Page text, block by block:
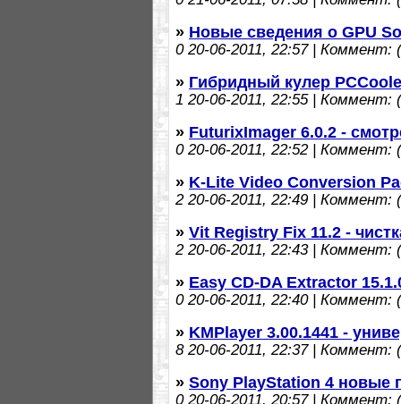
» Новые сведения о GPU
020-06-2011, 22:57 | Коммент:
» Гибридный кулер
1 20-06-2011, 22:55 | Коммент:
» FuturixImager 6.0.2 -
020-06-2011, 22:52 | Коммент:
» K-Lite Video Conversion
220-06-2011, 22:49 | Коммент:
» Vit Registry Fix 11.2 -
220-06-2011, 22:43 | Коммент:
» Easy CD-DA Extractor
020-06-2011, 22:40 | Коммент:
» KMPlayer 3.00.1441 -
820-06-2011, 22:37 | Коммент:
» Sony PlayStation 4 новые
020-06-2011, 20:57 | Коммент: